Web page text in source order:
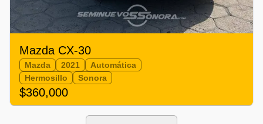
Mazda CX-30
Mazda 2021
Automática
Hermosillo
Sonora
$360,000